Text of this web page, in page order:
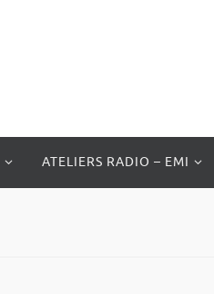
ATELIERS RADIO – EMI